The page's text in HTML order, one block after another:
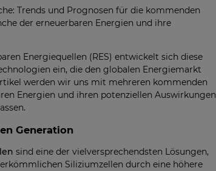
Trends und Prognosen für die kommenden
der erneuerbaren Energien und ihre
Energiequellen (RES) entwickelt sich diese
ein, die den globalen Energiemarkt
werden wir uns mit mehreren kommenden
Energien und ihren potenziellen Auswirkungen
Generation
sind eine der vielversprechendsten Lösungen,
Siliziumzellen durch eine höhere